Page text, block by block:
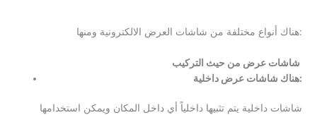
هناك أنواع مختلفة من شاشات العرض الالكترونية ومنها:
هناك شاشات عرض داخلية:
شاشات داخلية يتم تثبيها داخلياً أي داخل المكان ويمكن استخدامها